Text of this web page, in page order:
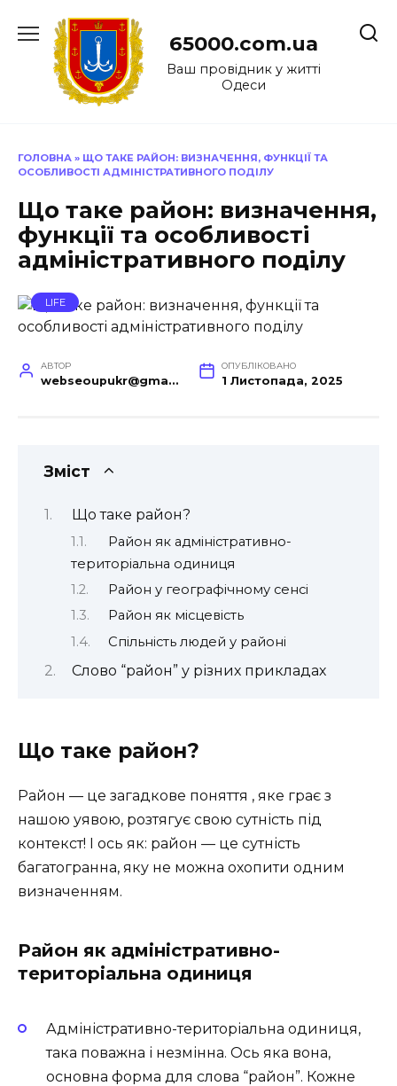
до
65000.com.ua
Ваш провідник у житті
Одеси
ГОЛОВНА » ЩО ТАКЕ РАЙОН: ВИЗНАЧЕННЯ, ФУНКЦІЇ ТА
ОСОБЛИВОСТІ АДМІНІСТРАТИВНОГО ПОДІЛУ
Що таке район: визначення,
функції та особливості
адміністративного поділу
LIFE
АВТОР
webseoupukr@gmail.com
ОПУБЛІКОВАНО
1 Листопада, 2025
Зміст
Що таке район?
Район як адміністративно-
територіальна одиниця
Район у географічному сенсі
Район як місцевість
Спільність людей у районі
Слово “район” у різних прикладах
Що таке район?
Район — це загадкове поняття ️, яке грає з
нашою уявою, розтягує свою сутність під
контекст! І ось як: район — це сутність
багатогранна, яку не можна охопити одним
визначенням.
Район як адміністративно-
територіальна одиниця
Адміністративно-територіальна одиниця,
така поважна і незмінна. Ось яка вона,
основна форма для слова “район”. Кожне